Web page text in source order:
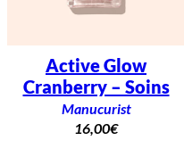
Active Glow
Cranberry – Soins
Manucurist
16,00€